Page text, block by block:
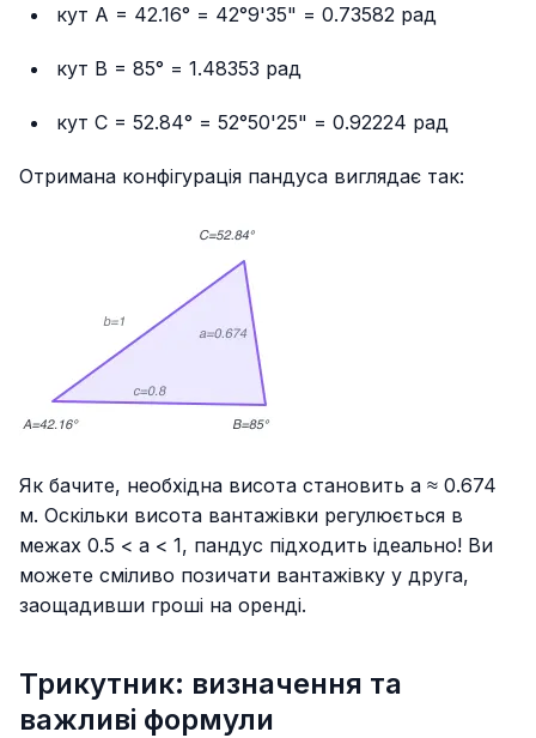
кут A = 42.16° = 42°9'35" = 0.73582 рад
кут B = 85° = 1.48353 рад
кут C = 52.84° = 52°50'25" = 0.92224 рад
Отримана конфігурація пандуса виглядає так:
Як бачите, необхідна висота становить a ≈ 0.674
м. Оскільки висота вантажівки регулюється в
межах 0.5 < a < 1, пандус підходить ідеально! Ви
можете сміливо позичати вантажівку у друга,
заощадивши гроші на оренді.
Трикутник: визначення та
важливі формули